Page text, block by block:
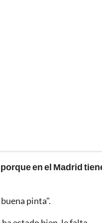
en el Madrid
pinta".